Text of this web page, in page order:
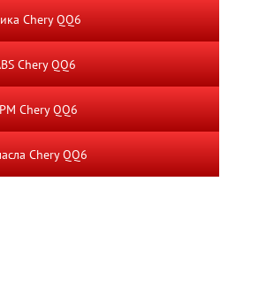
Chery QQ6
Chery QQ6
Chery QQ6
Chery QQ6